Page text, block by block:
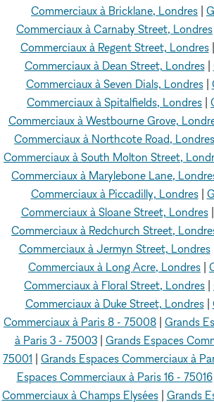
Commerciaux à Bricklane, Londres
Commerciaux à Carnaby Street, Londres
Commerciaux à Regent Street, Londres|
Commerciaux à Dean Street, Londres|
Commerciaux à Seven Dials, Londres|
Commerciaux à Spitalfields, Londres
Commerciaux à Westbourne Grove,
Commerciaux à Northcote Road, Londres
Commerciaux à South Molton Street,
Commerciaux à Marylebone Lane,
Commerciaux à Piccadilly, Londres|
Commerciaux à Sloane Street, Londres|
Commerciaux à Redchurch Street,
Commerciaux à Jermyn Street, Londres|
Commerciaux à Long Acre, Londres
Commerciaux à Floral Street, Londres
Commerciaux à Duke Street, Londres|
Commerciaux à Paris 8 - 75008 Grands
à Paris 3 - 75003| Grands Espaces
75001
Grands Espaces Commerciaux à
Espaces Commerciaux à Paris 16 - 75016|
Commerciaux à Champs Elysées| Grands